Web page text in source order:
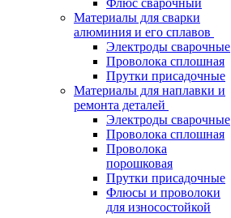
Флюс сварочный
Материалы для сварки
алюминия и его сплавов
Электроды сварочные
Проволока сплошная
Прутки присадочные
Материалы для наплавки и
ремонта деталей
Электроды сварочные
Проволока сплошная
Проволока
порошковая
Прутки присадочные
Флюсы и проволоки
для износостойкой